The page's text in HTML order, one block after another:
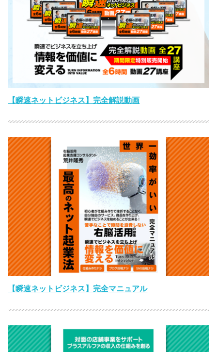
【瞬速ネットビジネス】完全解説動画
【瞬速ネットビジネス】完全マニュアル